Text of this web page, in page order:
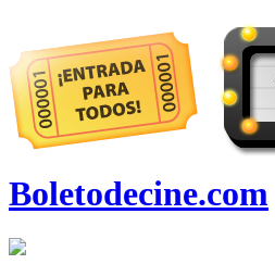
Boletodecine.com